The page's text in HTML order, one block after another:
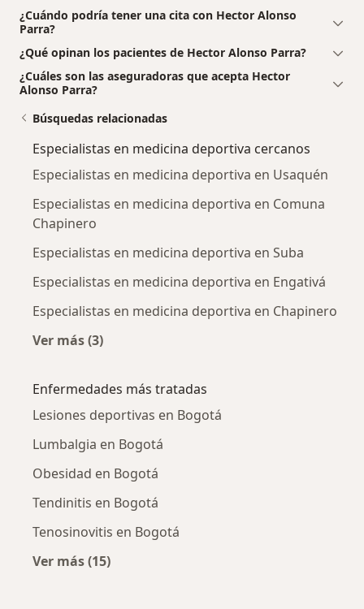
¿Cuándo podría tener una cita con Hector Alonso
Parra?
¿Qué opinan los pacientes de Hector Alonso Parra?
¿Cuáles son las aseguradoras que acepta Hector
Alonso Parra?
Búsquedas relacionadas
Especialistas en medicina deportiva cercanos
Especialistas en medicina deportiva en Usaquén
Especialistas en medicina deportiva en Comuna
Chapinero
Especialistas en medicina deportiva en Suba
Especialistas en medicina deportiva en Engativá
Especialistas en medicina deportiva en Chapinero
Ver más (3)
Enfermedades más tratadas
Lesiones deportivas en Bogotá
Lumbalgia en Bogotá
Obesidad en Bogotá
Tendinitis en Bogotá
Tenosinovitis en Bogotá
Ver más (15)